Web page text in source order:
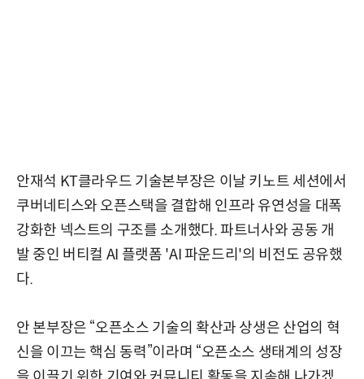
안재석 KT클라우드 기술본부장은 이날 키노트 세션에서
쿠버네티스와 오픈스택을 결합해 인프라 유연성을 대폭
강화한 넥스트의 구조를 소개했다. 파트너사와 공동 개
발 중인 버티컬 AI 플랫폼 'AI 파운드리'의 비전도 공유했
다.
안 본부장은 “오픈소스 기술의 확산과 상생은 산업의 혁
신을 이끄는 핵심 동력”이라며 “오픈소스 생태계의 성장